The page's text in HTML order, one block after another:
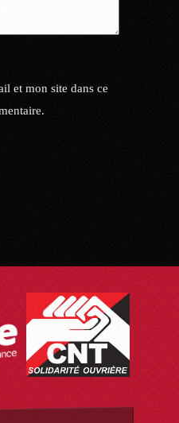
et mon site dans ce